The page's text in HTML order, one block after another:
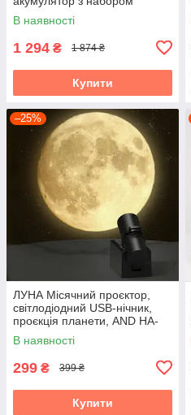
інструментів "Макіта"
В наявності
1 294 ₴ 1 874 ₴
Купити
–25%
ЛУНА Місячний проєктор,
світлодіодний USB-нічник,
проєкція планети, AND HA-
126
В наявності
299 ₴ 399 ₴
Купити